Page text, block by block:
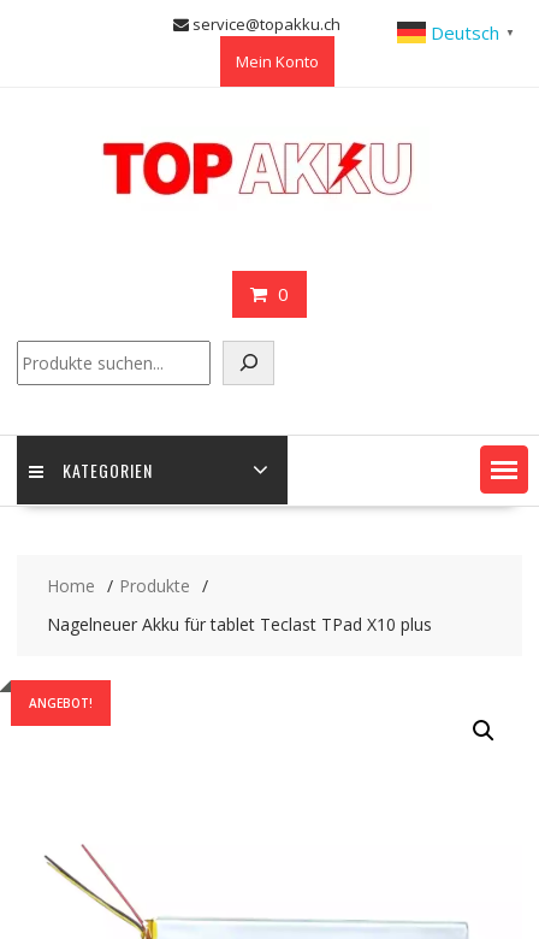
service@topakku.ch
Mein Konto
0
KATEGORIEN
Home
Produkte
Nagelneuer Akku für tablet Teclast TPad X10 plus
ANGEBOT!
Deutsch ▼